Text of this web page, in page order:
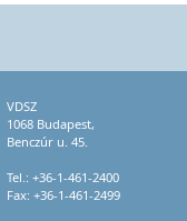
VDSZ
1068 Budapest,
Benczúr u. 45.
Tel.: +36-1-461-2400
Fax: +36-1-461-2499